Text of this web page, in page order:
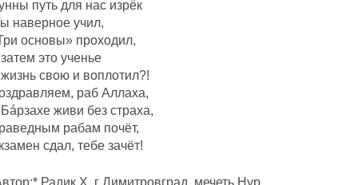
путь для нас изрёк
наверное учил,
основы» проходил,
это ученье
свою и воплотил?!
раб Аллаха,
живи без страха,
рабам почëт,
сдал, тебе зачёт!
Радик Х, г Димитровград, мечеть Нур